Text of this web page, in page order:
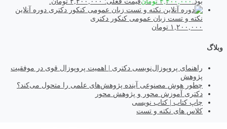
دوره آنلاین
نکته و تست زبان عمومی کنکور دکتری
۱,۲۰۰,۰۰۰ تومان
وبلاگ
راهنمای پروپوزال‌نویسی دکتری | اهمیت پروپوزال قوی در موفقیت
پژوهش
چطور هوش مصنوعی آینده پژوهش‌های علمی را متحول می‌کند؟
دکتری آموزش محور و پژوهش محور
چاپ کتاب | کتاب نویسی
کلاس های نکته و تست